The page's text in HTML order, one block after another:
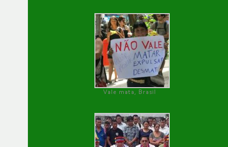
Vale mata, Brasil